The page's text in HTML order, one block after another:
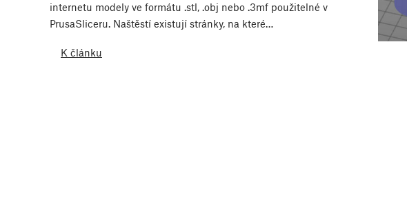
internetu modely ve formátu .stl, .obj nebo .3mf použitelné v
PrusaSliceru. Naštěstí existují stránky, na které…
K článku